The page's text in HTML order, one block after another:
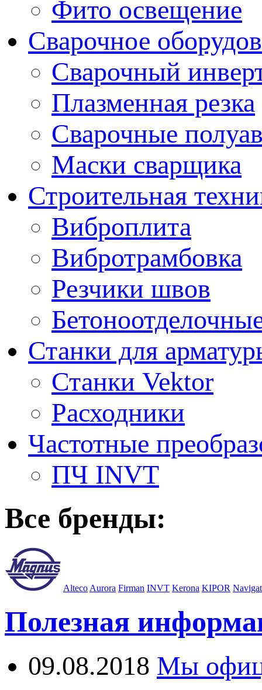
Фито освещение
Сварочное
Сварочный
Плазменная резка
Сварочные
Маски сварщика
Строительная
Виброплита
Вибротрамбовка
Резчики швов
Станки для
Станки Vektor
Расходники
Частотные
ПЧ INVT
Все бренды:
Alteco Aurora Firman INVT Kerona KIPOR
Полезная
09.08.2018 Мы